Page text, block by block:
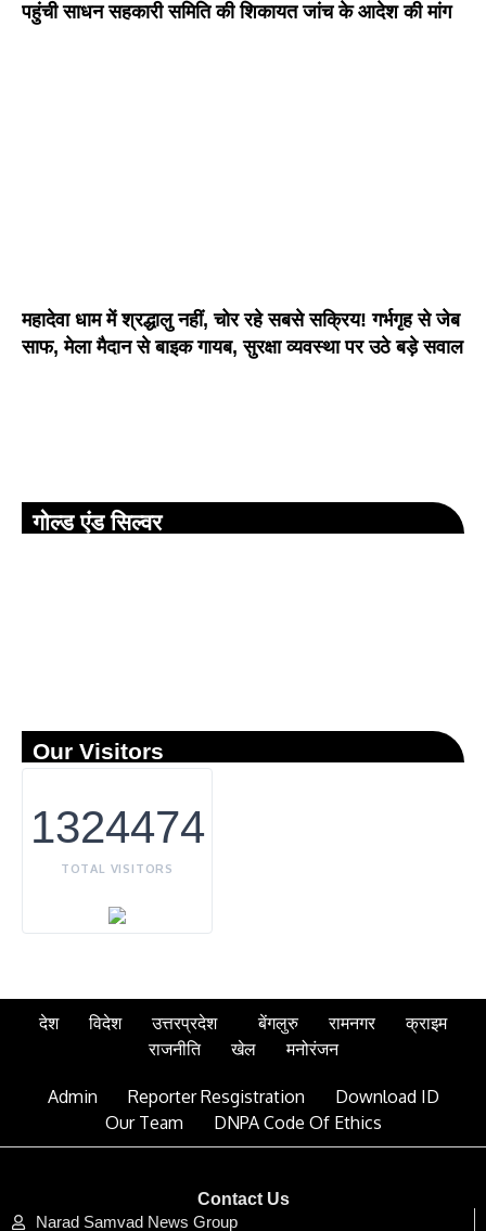
पहुंची साधन सहकारी समिति की शिकायत जांच के आदेश की मांग
महादेवा धाम में श्रद्धालु नहीं, चोर रहे सबसे सक्रिय! गर्भगृह से जेब
साफ, मेला मैदान से बाइक गायब, सुरक्षा व्यवस्था पर उठे बड़े सवाल
गोल्ड एंड सिल्वर
Our Visitors
1324474
TOTAL VISITORS
देश विदेश उत्तरप्रदेश बेंगलुरु रामनगर
क्राइम
राजनीति
खेल मनोरंजन
Admin Reporter Resgistration
Download ID
Our Team
DNPA Code Of Ethics
Contact Us
Narad Samvad News Group